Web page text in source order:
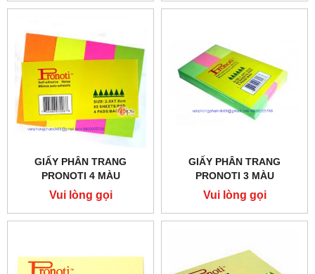
GIẤY PHÂN TRANG
PRONOTI 4 MÀU
Vui lòng gọi
GIẤY PHÂN TRANG
PRONOTI 3 MÀU
Vui lòng gọi